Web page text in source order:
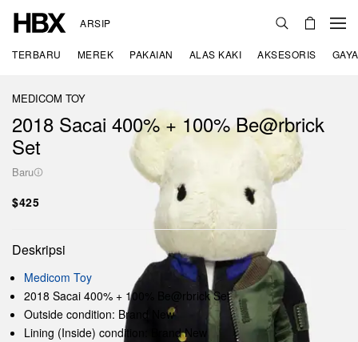
ARSIP
TERBARU MEREK PAKAIAN ALAS KAKI AKSESORIS
MEDICOM TOY
2018 Sacai 400% + 100% Be@rbrick
Set
Baru
$425
Deskripsi
Medicom Toy
2018 Sacai 400% + 100% Be@rbrick Set
Outside condition: Brand New
Lining (Inside) condition: Brand New